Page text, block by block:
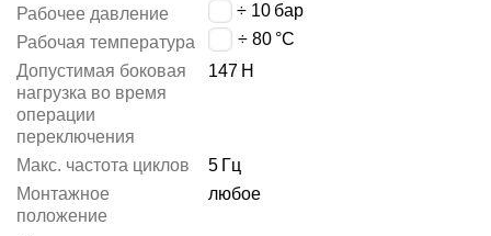
Рабочее давление
2.8 ÷ 10 бар
Рабочая температура
-10 ÷ 80 °C
Допустимая боковая
нагрузка во время
операции
переключения
147 Н
Макс. частота циклов 5 Гц
Монтажное
положение
любое